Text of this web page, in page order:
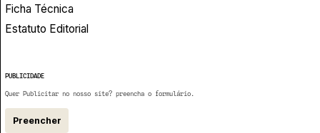
Ficha Técnica
Estatuto Editorial
PUBLICIDADE
Quer Publicitar no nosso site? preencha o formulário.
Preencher